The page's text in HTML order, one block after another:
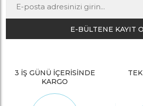
E-BÜLTENE KAYIT
3 İŞ GÜNÜ İÇERİSİNDE
KARGO